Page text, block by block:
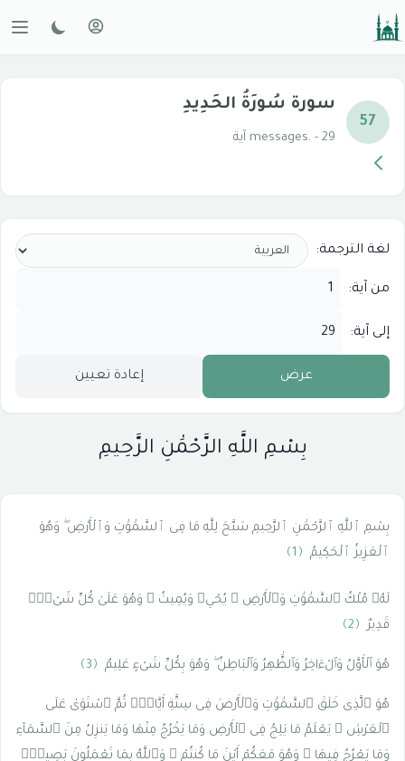
57
سورة سُورَةُ الحَدِيدِ
messages. - 29 آية
لغة الترجمة:
من آية:
إلى آية:
عرض إعادة تعيين
بِسْمِ اللَّهِ الرَّحْمَٰنِ الرَّحِيمِ
بِسْمِ ٱللَّهِ ٱلرَّحْمَٰنِ ٱلرَّحِيمِ سَبَّحَ لِلَّهِ مَا فِى ٱلسَّمَٰوَٰتِ وَٱلْأَرْضِ ۖ وَهُوَ
ٱلْعَزِيزُ ٱلْحَكِيمُ ﴿1﴾
لَهُۥ مُلْكُ ٱلسَّمَٰوَٰتِ وَٱلْأَرْضِ ۖ يُحْىِۦ وَيُمِيتُ ۖ وَهُوَ عَلَىٰ كُلِّ شَىْءٍۢ
قَدِيرٌ
﴿2﴾
هُوَ ٱلْأَوَّلُ وَٱلْءَاخِرُ وَٱلظَّٰهِرُ وَٱلْبَاطِنُ ۖ وَهُوَ بِكُلِّ شَىْءٍ عَلِيمٌ ﴿3﴾
هُوَ ٱلَّذِى خَلَقَ ٱلسَّمَٰوَٰتِ وَٱلْأَرْضَ فِى سِتَّةِ أَيَّامٍۢ ثُمَّ ٱسْتَوَىٰ عَلَى
ٱلْعَرْشِ ۚ يَعْلَمُ مَا يَلِجُ فِى ٱلْأَرْضِ وَمَا يَخْرُجُ مِنْهَا وَمَا يَنزِلُ مِنَ ٱلسَّمَآءِ
وَمَا يَعْرُجُ فِيهَا ۖ وَهُوَ مَعَكُمْ أَيْنَ مَا كُنتُمْ ۚ وَٱللَّهُ بِمَا تَعْمَلُونَ بَصِيرٌۭ